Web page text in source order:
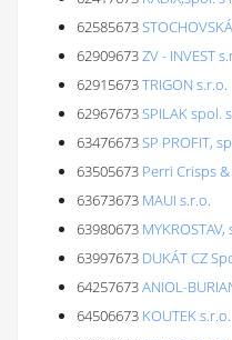
62585673
62909673ZV - INVEST
62915673TRIGON s.r.o.
62967673SPILAK spol.
63476673SP PROFIT,
63505673 Perri Crisps
63673673 MAUI s.r.o.
63980673
63997673 DUKÁT CZ
64257673ANIOL-
64506673 KOUTEK s.r.o.